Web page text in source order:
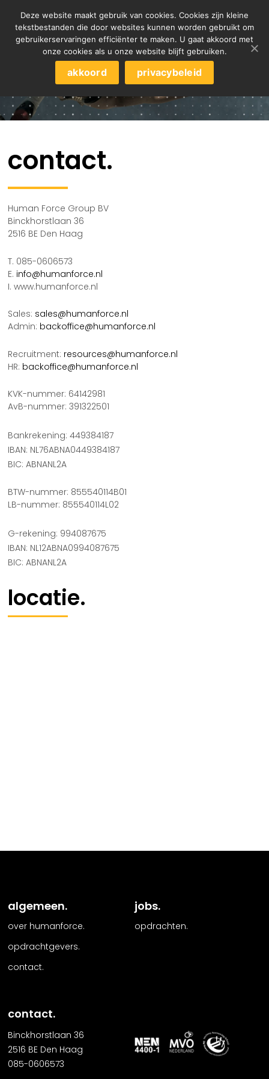
contact.
Human Force Group BV
Binckhorstlaan 36
2516 BE Den Haag
T. 085-0606573
E. info@humanforce.nl
I. www.humanforce.nl
Sales: sales@humanforce.nl
Admin: backoffice@humanforce.nl
Recruitment: resources@humanforce.nl
HR: backoffice@humanforce.nl
KVK-nummer: 64142981
AvB-nummer: 391322501
Bankrekening: 449384187
IBAN: NL76ABNA0449384187
BIC: ABNANL2A
BTW-nummer: 855540114B01
LB-nummer: 855540114L02
G-rekening: 994087675
IBAN: NL12ABNA0994087675
BIC: ABNANL2A
locatie.
algemeen.
over humanforce.
opdrachtgevers.
contact.
jobs.
opdrachten.
contact.
Binckhorstlaan 36
2516 BE Den Haag
085-0606573
Deze website maakt gebruik van cookies. Cookies zijn kleine
tekstbestanden die door websites kunnen worden gebruikt om
gebruikerservaringen efficiënter te maken. U gaat akkoord met
onze cookies als u onze website blijft gebruiken.
akkoord privacybeleid